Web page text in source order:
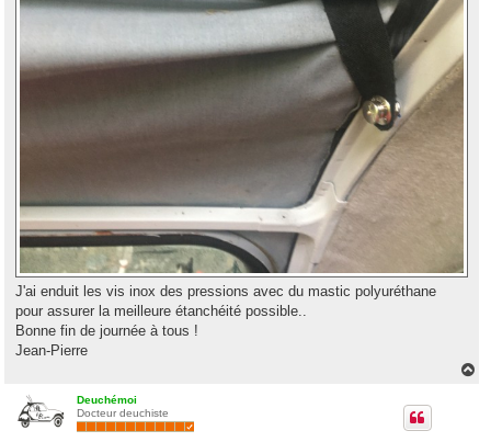
J'ai enduit les vis inox des pressions avec du mastic polyuréthane
pour assurer la meilleure étanchéité possible..
Bonne fin de journée à tous !
Jean-Pierre
Deuchémoi
Docteur deuchiste